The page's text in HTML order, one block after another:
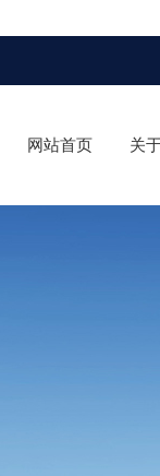
网站首页 关